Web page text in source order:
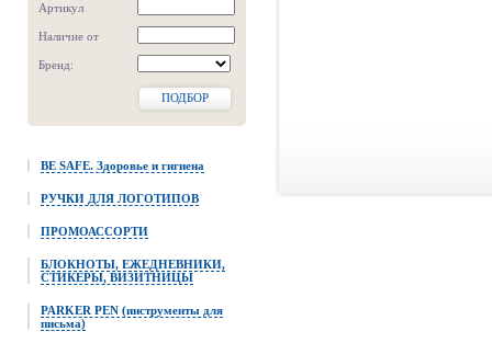
Артикул
Наличие от
Бренд:
ПОДБОР
BE SAFE. Здоровье и гигиена
РУЧКИ ДЛЯ ЛОГОТИПОВ
ПРОМОАССОРТИ
БЛОКНОТЫ, ЕЖЕДНЕВНИКИ,
СТИКЕРЫ, ВИЗИТНИЦЫ
PARKER PEN (инструменты для
письма)